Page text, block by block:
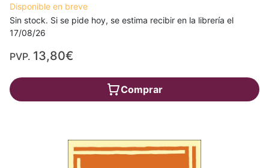
Disponible en breve
Sin stock. Si se pide hoy, se estima recibir en la librería el
17/08/26
PVP. 13,80€
Comprar